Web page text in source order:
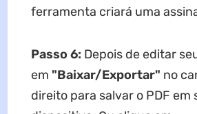
ferramenta criará uma
Passo 6: Depois de editar
em "Baixar/Exportar" no
direito para salvar o PDF em